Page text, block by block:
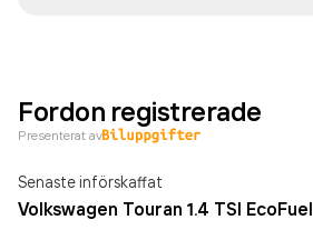
Fordon registrerade
Presenterat av
Senaste införskaffat
Volkswagen Touran 1.4 TSI EcoFuel